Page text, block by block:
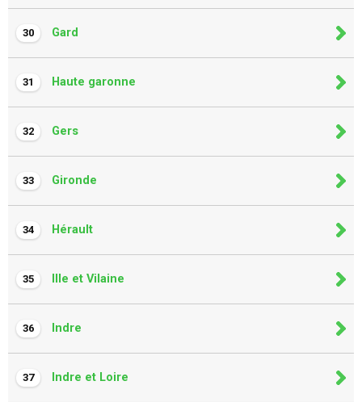
30 Gard
31 Haute garonne
32 Gers
33 Gironde
34 Hérault
35 Ille et Vilaine
36 Indre
37 Indre et Loire